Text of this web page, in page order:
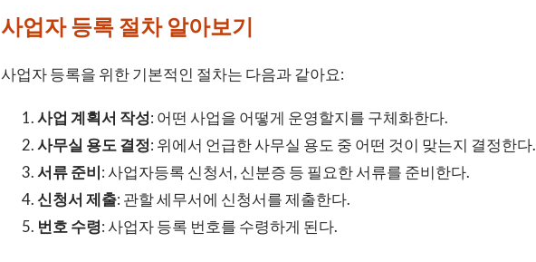
사업자 등록 절차 알아보기
사업자 등록을 위한 기본적인 절차는 다음과 같아요:
사업 계획서 작성: 어떤 사업을 어떻게 운영할지를 구체화한다.
사무실 용도 결정: 위에서 언급한 사무실 용도 중 어떤 것이 맞는지 결정한다.
서류 준비: 사업자등록 신청서, 신분증 등 필요한 서류를 준비한다.
신청서 제출: 관할 세무서에 신청서를 제출한다.
번호 수령: 사업자 등록 번호를 수령하게 된다.